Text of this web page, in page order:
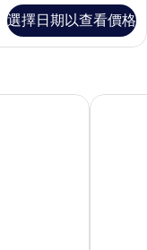
選擇日期以查看價格
沐禾渡